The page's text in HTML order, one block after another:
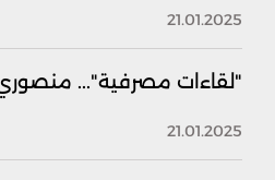
21.01.2025
"لقاءات مصرفية"... منصوري
21.01.2025